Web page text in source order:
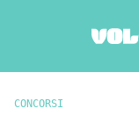
CONCORSI